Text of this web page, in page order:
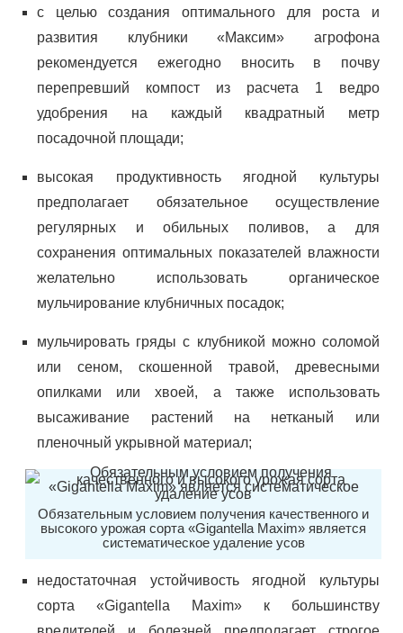
с целью создания оптимального для роста и
развития клубники «Максим» агрофона
рекомендуется ежегодно вносить в почву
перепревший компост из расчета 1 ведро
удобрения на каждый квадратный метр
посадочной площади;
высокая продуктивность ягодной культуры
предполагает обязательное осуществление
регулярных и обильных поливов, а для
сохранения оптимальных показателей влажности
желательно использовать органическое
мульчирование клубничных посадок;
мульчировать гряды с клубникой можно соломой
или сеном, скошенной травой, древесными
опилками или хвоей, а также использовать
высаживание растений на нетканый или
пленочный укрывной материал;
Обязательным условием получения качественного и
высокого урожая сорта «Gigantella Maxim» является
систематическое удаление усов
недостаточная устойчивость ягодной культуры
сорта «Gigantella Maxim» к большинству